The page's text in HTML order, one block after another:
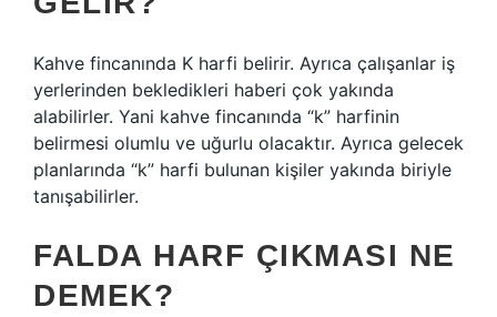
Kahve fincanında K harfi belirir. Ayrıca çalışanlar iş
yerlerinden bekledikleri haberi çok yakında
alabilirler. Yani kahve fincanında “k” harfinin
belirmesi olumlu ve uğurlu olacaktır. Ayrıca gelecek
planlarında “k” harfi bulunan kişiler yakında biriyle
tanışabilirler.
FALDA HARF ÇIKMASI NE
DEMEK?